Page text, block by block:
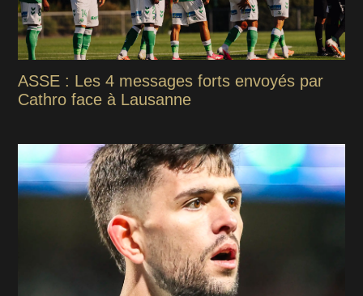
ASSE : Les 4 messages forts envoyés par
Cathro face à Lausanne